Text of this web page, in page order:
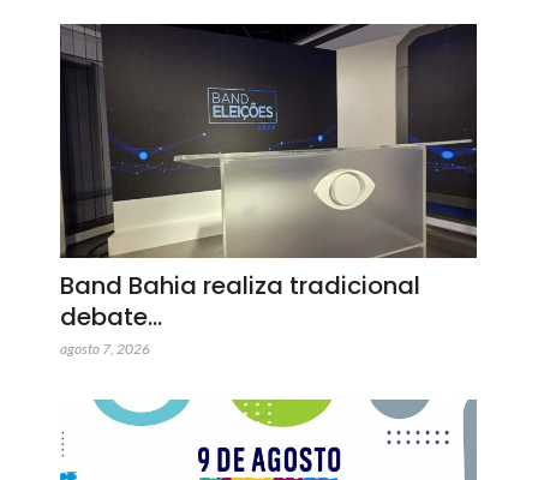
Band Bahia realiza tradicional
debate…
agosto 7, 2026